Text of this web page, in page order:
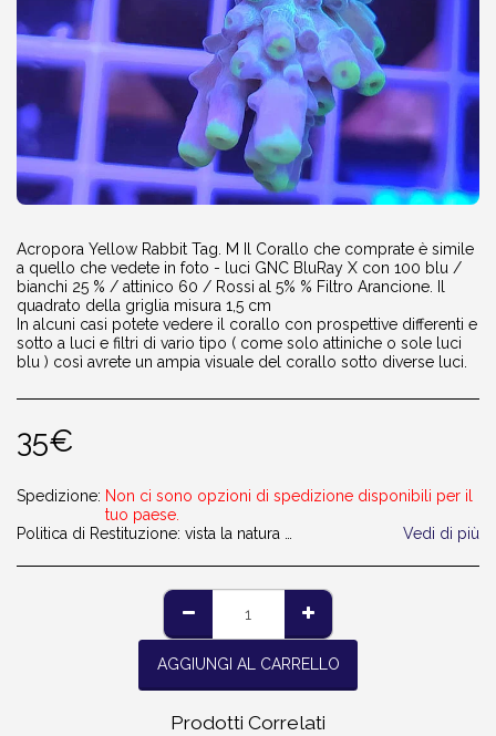
Acropora Yellow Rabbit Tag. M Il Corallo che comprate è simile
a quello che vedete in foto - luci GNC BluRay X con 100 blu /
bianchi 25 % / attinico 60 / Rossi al 5% % Filtro Arancione. Il
quadrato della griglia misura 1,5 cm
In alcuni casi potete vedere il corallo con prospettive differenti e
sotto a luci e filtri di vario tipo ( come solo attiniche o sole luci
blu ) così avrete un ampia visuale del corallo sotto diverse luci.
35€
Spedizione: Non ci sono opzioni di spedizione disponibili per il
tuo paese.
Politica di Restituzione: vista la natura dei prodotti ,ci dispiace ma non si può accettare la restituzione. grazie Vedi di più
AGGIUNGI AL CARRELLO
Prodotti Correlati